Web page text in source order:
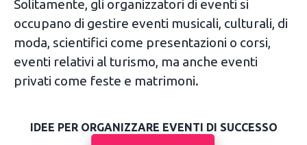
Solitamente, gli organizzatori di eventi si
occupano di gestire eventi musicali, culturali, di
moda, scientifici come presentazioni o corsi,
eventi relativi al turismo, ma anche eventi
privati come feste e matrimoni.
IDEE PER ORGANIZZARE EVENTI DI SUCCESSO